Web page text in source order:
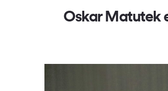
Oskar Matutek